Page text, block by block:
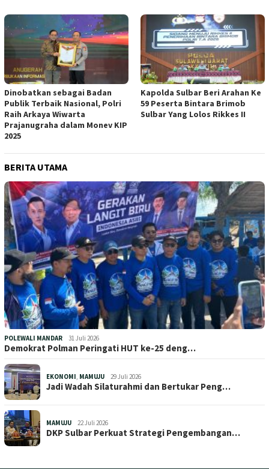
Dinobatkan sebagai Badan
Publik Terbaik Nasional, Polri
Raih Arkaya Wiwarta
Prajanugraha dalam Monev KIP
2025
Kapolda Sulbar Beri Arahan Ke
59 Peserta Bintara Brimob
Sulbar Yang Lolos Rikkes II
BERITA UTAMA
POLEWALI MANDAR 31 Juli 2026
Demokrat Polman Peringati HUT ke-25 deng…
EKONOMI MAMUJU 29 Juli 2026
Jadi Wadah Silaturahmi dan Bertukar Peng…
MAMUJU 22 Juli 2026
DKP Sulbar Perkuat Strategi Pengembangan…